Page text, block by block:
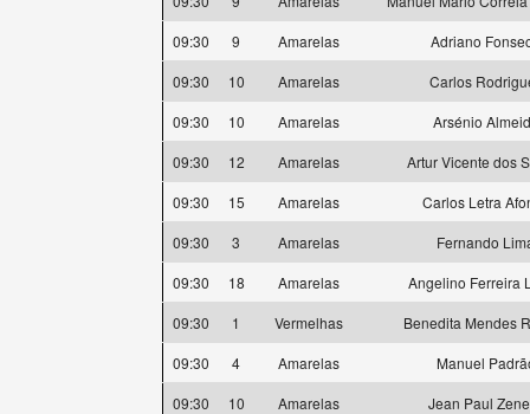
09:30
9 Amarelas
Adriano
09:30
10 Amarelas
Carlos
09:30
10 Amarelas
Arsénio
09:30
12 Amarelas
Artur Vicente dos
09:30
15 Amarelas
Carlos Letra
09:30
3 Amarelas
Fernando
09:30
18 Amarelas
Angelino Ferreira
09:30
1 Vermelhas
Benedita Mendes
09:30
4 Amarelas
Manuel
09:30
10 Amarelas
Jean Paul